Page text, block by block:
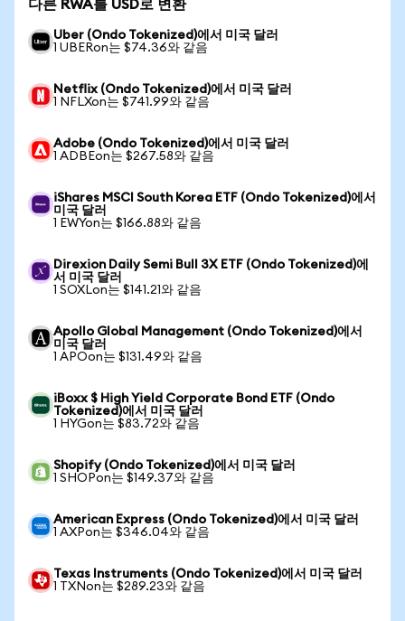
다른 RWA를 USD로 변환
Uber (Ondo Tokenized)에서 미국 달러
1 UBERon는 $74.36와 같음
Netflix (Ondo Tokenized)에서 미국 달러
1 NFLXon는 $741.99와 같음
Adobe (Ondo Tokenized)에서 미국 달러
1 ADBEon는 $267.58와 같음
iShares MSCI South Korea ETF (Ondo Tokenized)에서
미국 달러
1 EWYon는 $166.88와 같음
Direxion Daily Semi Bull 3X ETF (Ondo Tokenized)에
서 미국 달러
1 SOXLon는 $141.21와 같음
Apollo Global Management (Ondo Tokenized)에서
미국 달러
1 APOon는 $131.49와 같음
iBoxx $ High Yield Corporate Bond ETF (Ondo
Tokenized)에서 미국 달러
1 HYGon는 $83.72와 같음
Shopify (Ondo Tokenized)에서 미국 달러
1 SHOPon는 $149.37와 같음
American Express (Ondo Tokenized)에서 미국 달러
1 AXPon는 $346.04와 같음
Texas Instruments (Ondo Tokenized)에서 미국 달러
1 TXNon는 $289.23와 같음